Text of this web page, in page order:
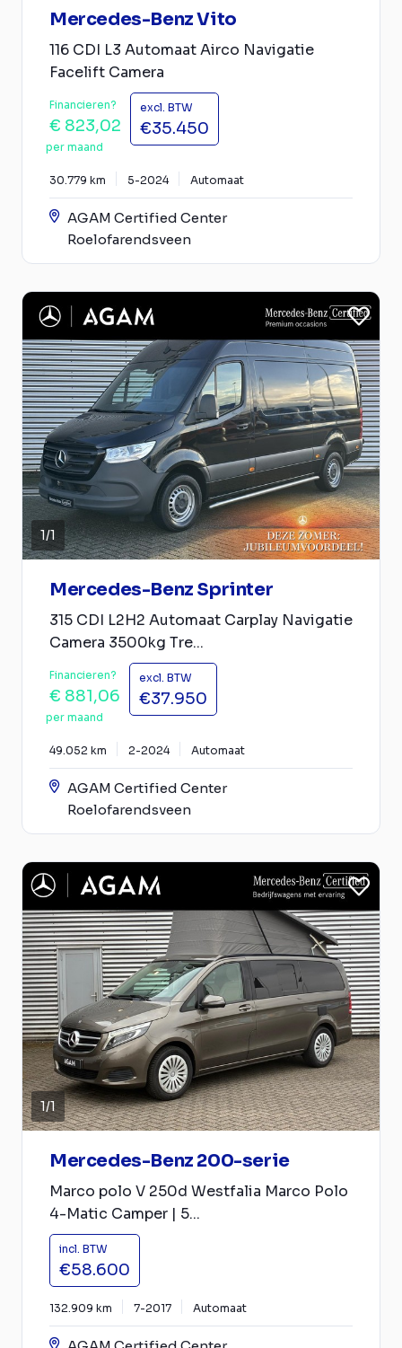
Mercedes-Benz Vito
116 CDI L3 Automaat Airco Navigatie
Facelift Camera
Financieren?
€ 823,02
per maand
excl. BTW
€35.450
30.779 km 5-2024 Automaat
AGAM Certified Center
Roelofarendsveen
1/1
Mercedes-Benz Sprinter
315 CDI L2H2 Automaat Carplay Navigatie
Camera 3500kg Tre...
Financieren?
€ 881,06
per maand
excl. BTW
€37.950
49.052 km 2-2024 Automaat
AGAM Certified Center
Roelofarendsveen
1/1
Mercedes-Benz 200-serie
Marco polo V 250d Westfalia Marco Polo
4-Matic Camper | 5...
incl. BTW
€58.600
132.909 km 7-2017 Automaat